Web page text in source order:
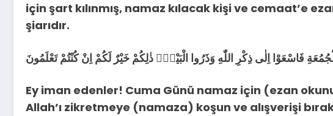
için şart kılınmış, namaz kılacak kişi ve cemaat’e
şiarıdır.
Ey iman edenler! Cuma Günü namaz için (ezan
Allah’ı zikretmeye (namaza) koşun ve alışverişi